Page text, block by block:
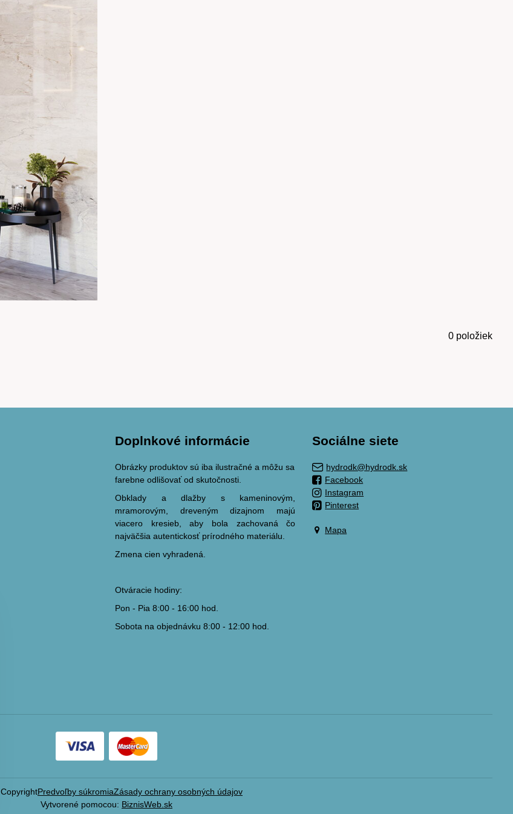
0 položiek
Doplnkové informácie
Obrázky produktov sú iba ilustračné a môžu sa
farebne odlišovať od skutočnosti.
Obklady a dlažby s kameninovým,
mramorovým, dreveným dizajnom majú
viacero kresieb, aby bola zachovaná čo
najväčšia autentickosť prírodného materiálu.
Zmena cien vyhradená.
Otváracie hodiny:
Pon - Pia 8:00 - 16:00 hod.
Sobota na objednávku 8:00 - 12:00 hod.
Sociálne siete
hydrodk@hydrodk.sk
Facebook
Instagram
Pinterest
Mapa
CopyrightPredvoľby súkromiaZásady ochrany osobných údajov
Vytvorené pomocou: BiznisWeb.sk